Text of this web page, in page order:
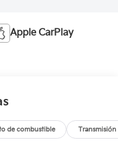
Apple CarPlay
de combustible Transmisión